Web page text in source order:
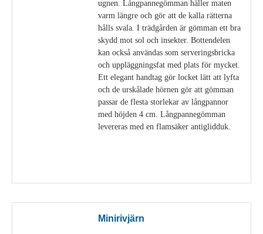
ugnen. Långpannegömman håller maten
varm längre och gör att de kalla rätterna
hålls svala. I trädgården är gömman ett bra
skydd mot sol och insekter. Bottendelen
kan också användas som serveringsbricka
och uppläggningsfat med plats för mycket.
Ett elegant handtag gör locket lätt att lyfta
och de urskålade hörnen gör att gömman
passar de flesta storlekar av långpannor
med höjden 4 cm. Långpannegömman
levereras med en flamsäker antiglidduk.
Minirivjärn